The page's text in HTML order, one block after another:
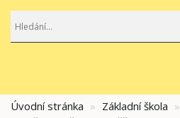
Úvodní stránka Základní škola